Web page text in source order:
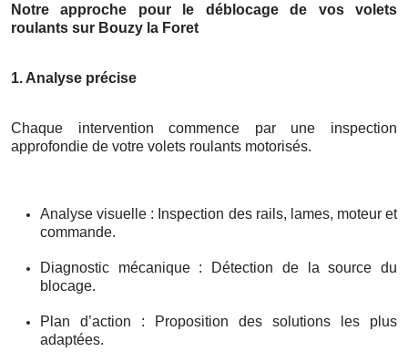
Notre approche pour le déblocage de vos volets
roulants sur Bouzy la Foret
1. Analyse précise
Chaque intervention commence par une inspection
approfondie de votre volets roulants motorisés.
Analyse visuelle : Inspection des rails, lames, moteur et
commande.
Diagnostic mécanique : Détection de la source du
blocage.
Plan d’action : Proposition des solutions les plus
adaptées.